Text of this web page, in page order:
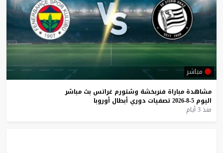
مباشر
مشاهدة مباراة فنربخشة وشتورم غراتس بث مباشر
اليوم 5-8-2026 تصفيات دوري أبطال أوروبا
منذ 3 أيام